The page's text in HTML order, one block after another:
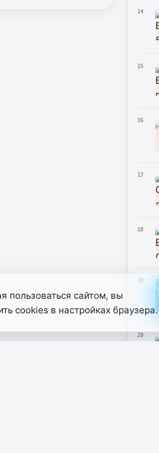
14
15
16
17
18
19
20
пользоваться сайтом, вы
cookies в настройках браузера.